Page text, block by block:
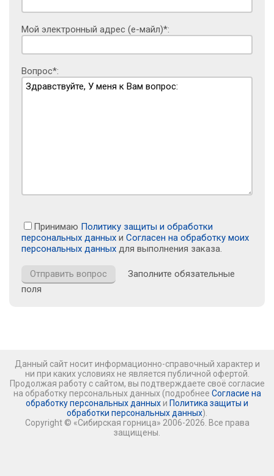
Мой электронный адрес (е-майл)*:
Вопрос*:
Принимаю Политику защиты и обработки
персональных данных и Согласен на обработку моих
персональных данных для выполнения заказа.
Заполните обязательные
поля
Данный сайт носит информационно-справочный характер и
ни при каких условиях не является публичной офертой.
Продолжая работу с сайтом, вы подтверждаете своё согласие
на обработку персональных данных (подробнее Согласие на
обработку персональных данных и Политика защиты и
обработки персональных данных).
Copyright © «Сибирская горница» 2006-2026. Все права
защищены.